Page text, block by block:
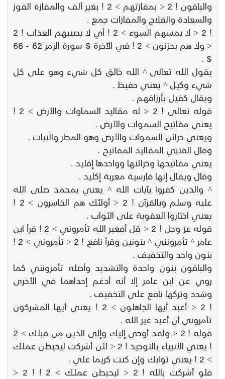
والباقون ! 2 < بمفازتهم > 2 ! بغير ألف والمفازة الفوز
والسعادة والفلاح والمفازات جمع .
! 2 < لا يمسهم السوء > 2 ! أي لا يصيبهم العذاب ! 2
< ولا هم يحزنون > 2 ! في الآخرة $ سورة الزمر 62 - 66
$ .
يقول الله تعالى ^ الله خالق كل شيء وهو على كل
شيء وكيل ^ يعني حفيظ .
ويقال كفيل بأرزاقهم .
قوله تعالى ! 2 < له مقاليد السماوات والأرض > 2 !
يعني مفاتيح السموات والأرض .
ويعني خزائن السموات والأرض وهو المطر والنبات .
وقال القتبي المقاليد المفاتيح .
يعني مفاتيحها وخزائنها وواحدها إقليد .
وقال ويقال إنها فارسية معربة إكليد .
^ والذين كفروا بآيات الله ^ يعني بمحمد صلى الله
عليه وسلم وبالقرآن ! 2 < أولئك هم الخاسرون > 2 !
يعني اختاروا العقوبة على الثواب .
قوله عز وجل ! 2 < قل أفغير الله تأمروني > 2 ! قرأ ابن
عامر ^ تأمرونني ^ بنونين وقرأ نافع ! 2 < تأمروني > 2 !
بنون واحد والتخفيف .
والباقون بنون واحدة والتشديد وأصله تأمرونني كما
روي عن ابن عامر إلا أنه أدغم إحداهما في الأخرى
وشدد وتركها نافع على التخفيف .
! 2 < أعبد أيها الجاهلون > 2 ! يعني أيها المشركون
تأمروني أن أعبد غير الله .
قوله ! 2 < ولقد أوحي إليك وإلى الذين من قبلك > 2
! يعني الأنبياء بالتوحيد ! 2 < لئن أشركت ليحبطن عملك
> 2 ! يعني ثوابك وإن كنت كريما علي .
فلو أشركت بالله ! 2 < ليحبطن عملك > 2 ! ! 2 <